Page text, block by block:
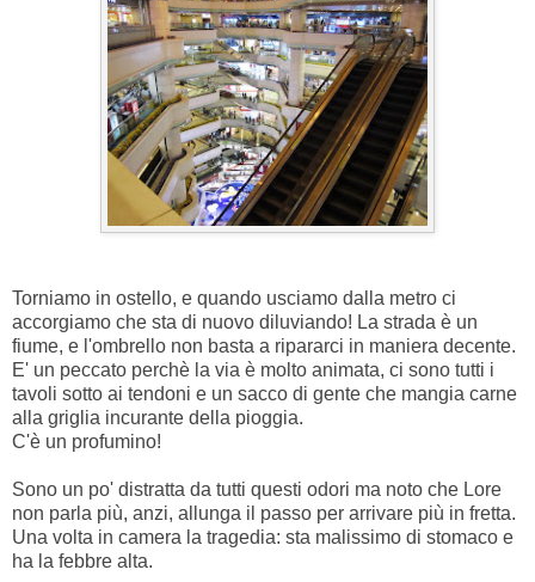
Torniamo in ostello, e quando usciamo dalla metro ci
accorgiamo che sta di nuovo diluviando! La strada è un
fiume, e l'ombrello non basta a ripararci in maniera decente.
E' un peccato perchè la via è molto animata, ci sono tutti i
tavoli sotto ai tendoni e un sacco di gente che mangia carne
alla griglia incurante della pioggia.
C'è un profumino!
Sono un po' distratta da tutti questi odori ma noto che Lore
non parla più, anzi, allunga il passo per arrivare più in fretta.
Una volta in camera la tragedia: sta malissimo di stomaco e
ha la febbre alta.